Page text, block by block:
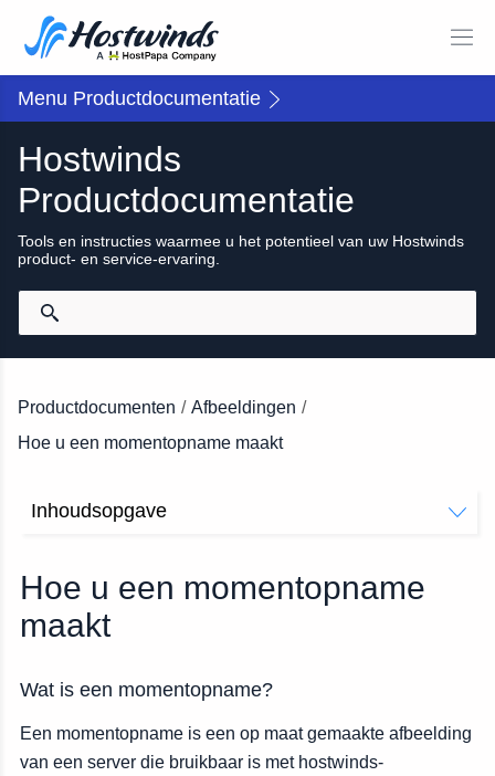
Menu Productdocumentatie
Hostwinds
Productdocumentatie
Tools en instructies waarmee u het potentieel van uw Hostwinds
product- en service-ervaring.
Productdocumenten / Afbeeldingen /
Hoe u een momentopname maakt
Inhoudsopgave
Hoe u een momentopname maakt
Een momentopname maken vanaf de managementpagina
van de server
Hoe u een momentopname
maakt
Wat is een momentopname?
Een momentopname is een op maat gemaakte afbeelding
van een server die bruikbaar is met hostwinds-